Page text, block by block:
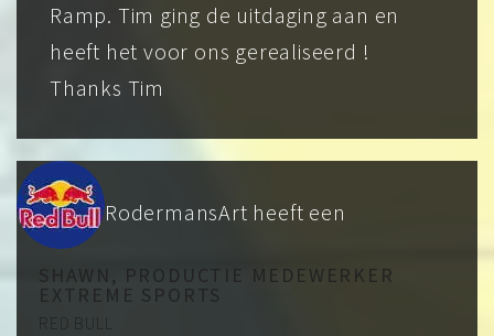
Ramp. Tim ging de uitdaging aan en
heeft het voor ons gerealiseerd !
Thanks Tim
SHAWN, PRODUCTIE MEDEWERKER
EXTREME SPORTS
RED BULL
RodermansArt heeft een